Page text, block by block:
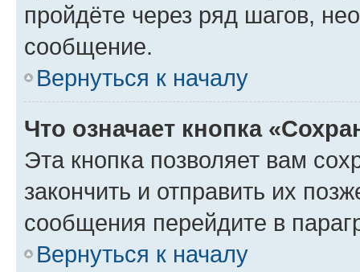
пройдёте через ряд шагов,
сообщение.
Вернуться к началу
Что означает кнопка
Эта кнопка позволяет вам
закончить и отправить их
сообщения перейдите в
Вернуться к началу